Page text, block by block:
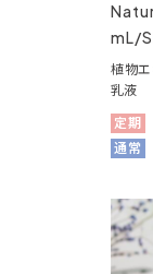
mL/
植物
乳液
定期
通常